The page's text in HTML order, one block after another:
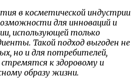
в косметической индустрии
для инноваций и
использующей только
Такой подход выгоден не
но и для потребителей,
к здоровому и
образу жизни.